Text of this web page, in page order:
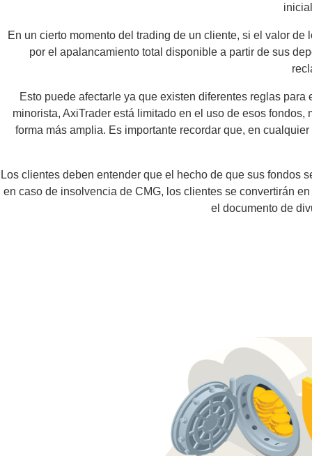
En un cierto momento del trading de un cliente, si el valor
por el apalancamiento total disponible a partir de sus
Esto puede afectarle ya que existen diferentes reglas
minorista, AxiTrader está limitado en el uso de esos
forma más amplia. Es importante recordar que, en
Los clientes deben entender que el hecho de que sus fondos
en caso de insolvencia de CMG, los clientes se convertirán
el documento de